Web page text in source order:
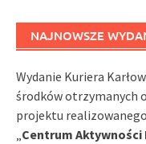
NAJNOWSZE
Wydanie Kuriera
środków otrzymanych
projektu
„Centrum Aktywności